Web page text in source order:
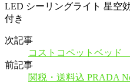
LED シーリングライト 星空
付き
次記事
コストコペットベッド
前記事
関税・送料込 PRADA